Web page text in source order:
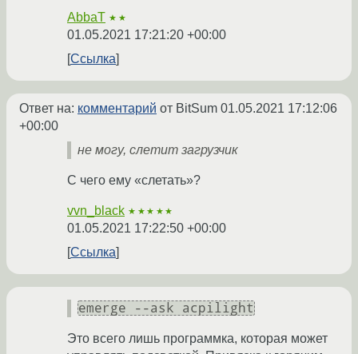
AbbaT ★★
01.05.2021 17:21:20 +00:00
Ссылка
Ответ на: комментарий от BitSum 01.05.2021 17:12:06
+00:00
не могу, слетит загрузчик
С чего ему «слетать»?
vvn_black ★★★★★
01.05.2021 17:22:50 +00:00
Ссылка
emerge --ask acpilight
Это всего лишь программка, которая может